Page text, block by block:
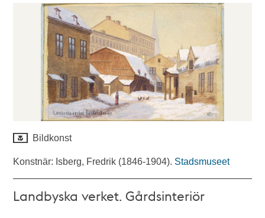
Bildkonst
Konstnär: Isberg, Fredrik (1846-1904). Stadsmuseet
Landbyska verket. Gårdsinteriör